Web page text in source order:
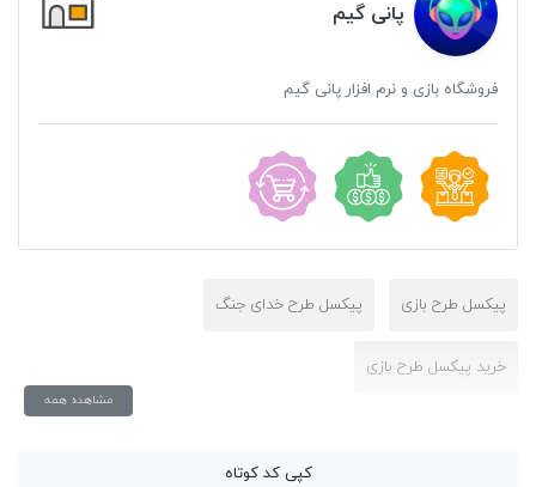
پانی گیم
فروشگاه بازی و نرم افزار پانی گیم
پیکسل طرح بازی پیکسل طرح خدای جنگ
خرید پیکسل طرح بازی
مشاهده همه
کپی کد کوتاه